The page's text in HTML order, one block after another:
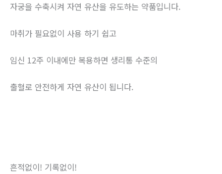
자궁을 수축시켜 자연 유산을 유도하는 약품입니다.
마취가 필요없이 사용 하기 쉽고
임신 12주 이내에만 복용하면 생리통 수준의
출혈로 안전하게 자연 유산이 됩니다.
흔적없이! 기록없이!